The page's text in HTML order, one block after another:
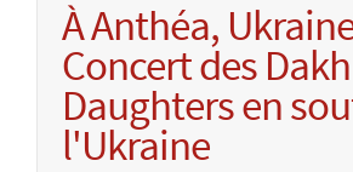
À Anthéa,
Concert des Dakh
Daughters en
l'Ukraine